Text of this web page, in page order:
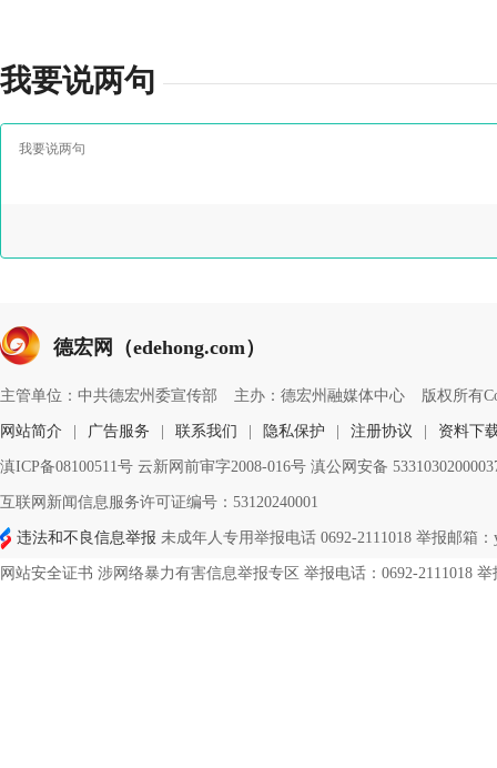
我要说两句
德宏网（edehong.com）
主管单位：中共德宏州委宣传部 主办：德宏州融媒体中心 版权所有
网站简介 广告服务 联系我们 隐私保护 注册协议 资料下
滇ICP备08100511号 云新网前审字2008-016号 滇公网安备
互联网新闻信息服务许可证编号：53120240001
违法和不良信息举报 未成年人专用举报电话 0692-2111018 举报邮箱：
网站安全证书 涉网络暴力有害信息举报专区 举报电话：0692-2111018 举